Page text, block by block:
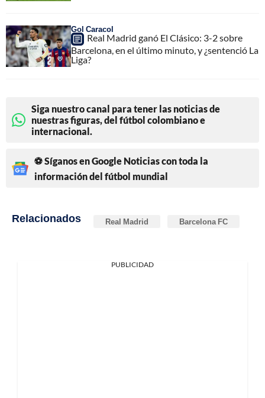
Gol Caracol
Real Madrid ganó El Clásico: 3-2 sobre
Barcelona, en el último minuto, y ¿sentenció La
Liga?
Siga nuestro canal para tener las noticias de
nuestras figuras, del fútbol colombiano e
internacional.
⚽ Síganos en Google Noticias con toda la
información del fútbol mundial
Relacionados Real Madrid Barcelona FC
PUBLICIDAD